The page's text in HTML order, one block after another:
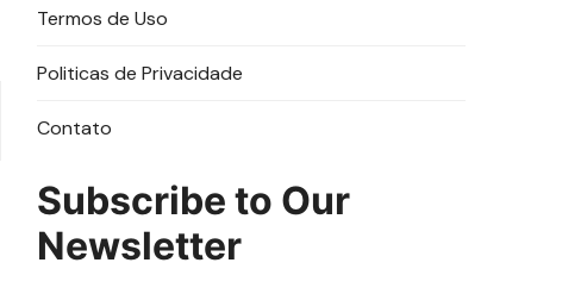
Termos de Uso
Politicas de Privacidade
Contato
Subscribe to Our
Newsletter